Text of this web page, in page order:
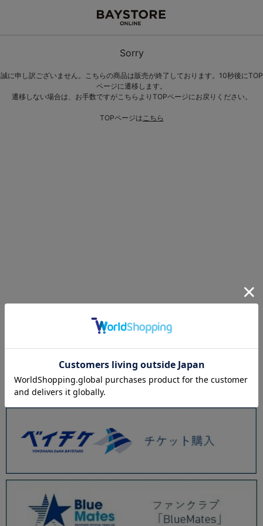
Sorry
誠に申し訳ございません。こちらの商品は販売が終了しております。10秒後にTOP
ページに遷移します。
遷移しない場合は、お手数ですがこちらよりTOPページにお戻りください。
TOPページはこちら